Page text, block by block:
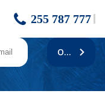
255 787 777
v hlavním městě
ODEBÍRAT